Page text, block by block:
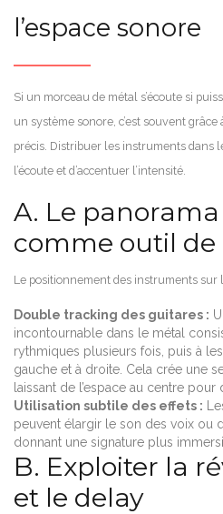
l’espace sonore
Si un morceau de métal s’écoute si
un système sonore, c’est souvent
précis. Distribuer les instruments dans
l’écoute et d’accentuer l’intensité.
A. Le
comme outil
Le positionnement des instruments sur
Double tracking des guitares :
incontournable dans le métal
rythmiques plusieurs fois, puis à
gauche et à droite. Cela crée une
laissant de l’espace au centre pour
Utilisation subtile des effets :
peuvent élargir le son des voix ou
donnant une signature plus
B. Exploiter la
et le delay